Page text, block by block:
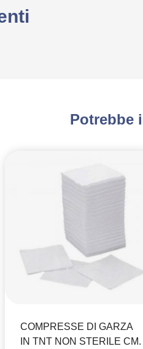
Potrebbe
COMPRESSE DI GARZA
IN TNT NON STERILE CM.